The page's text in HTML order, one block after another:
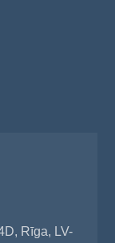
Rīga, LV-